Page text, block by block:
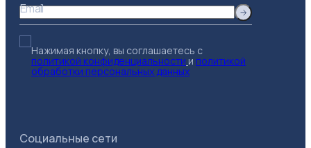
Email
Нажимая кнопку, вы соглашаетесь с
политикой конфиденциальности и политикой
обработки персональных данных
Социальные сети